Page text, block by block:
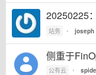
20250225
站务 • joseph
侧重于
公有云 •